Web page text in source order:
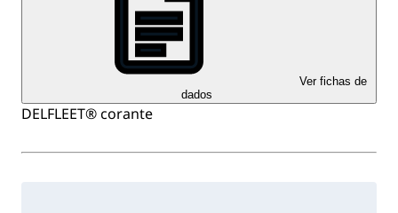
Ver fichas de
dados
DELFLEET® corante